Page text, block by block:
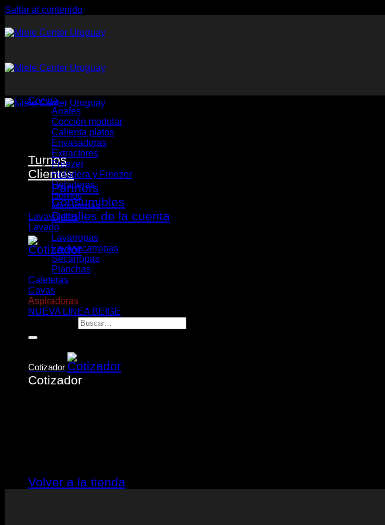
Saltar al contenido
Turnos
Clientes
Partners
Consumibles
Detalles de la cuenta
Cocina
Anafes
Cocción modular
Calienta platos
Envasadoras
Extractores
Freezer
Heladera y Freezer
Heladeras
Hornos
Microondas
Lavavajillas
Lavado
Lavarropas
Lavasecarropas
Secarropas
Planchas
Cafeteras
Cavas
Aspiradoras
NUEVA LINEA BEIGE
Cotizador
Cotizador
Volver a la tienda